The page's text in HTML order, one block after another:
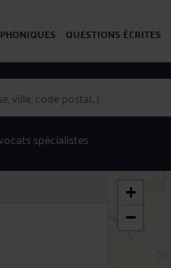
QUESTIONS ÉCRITES
spécialistes
+
−